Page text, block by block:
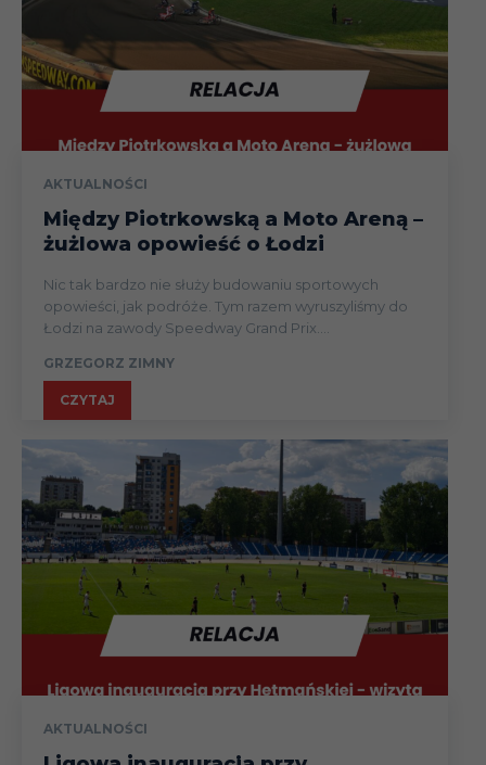
AKTUALNOŚCI
Między Piotrkowską a Moto Areną –
żużlowa opowieść o Łodzi
Nic tak bardzo nie służy budowaniu sportowych
opowieści, jak podróże. Tym razem wyruszyliśmy do
Łodzi na zawody Speedway Grand Prix....
GRZEGORZ ZIMNY
CZYTAJ
AKTUALNOŚCI